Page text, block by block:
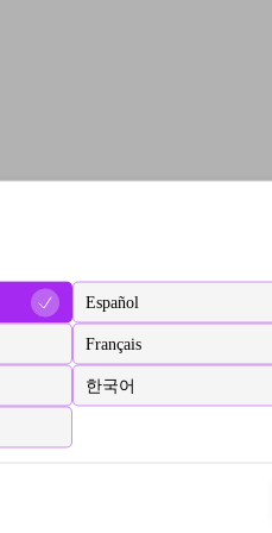
Español
Français
한국어